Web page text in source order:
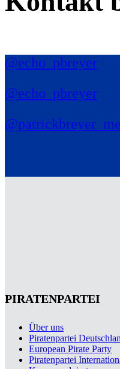
@echo_pbreyer
@echo_pbreyer
PIRATENPARTEI
Über uns
Piratenpartei
European Pirate Party
Piratenpartei